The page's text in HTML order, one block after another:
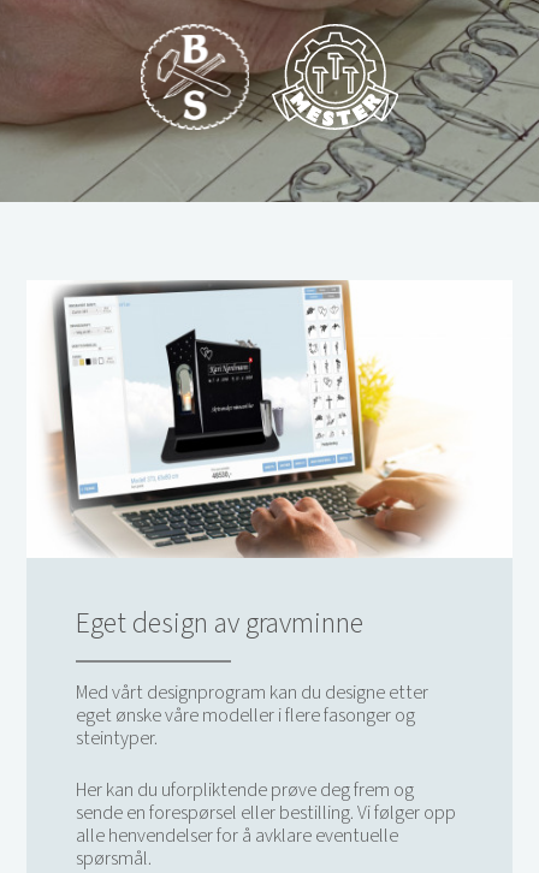
Eget design av gravminne
Med vårt designprogram kan du designe etter
eget ønske våre modeller i flere fasonger og
steintyper.
Her kan du uforpliktende prøve deg frem og
sende en forespørsel eller bestilling. Vi følger opp
alle henvendelser for å avklare eventuelle
spørsmål.